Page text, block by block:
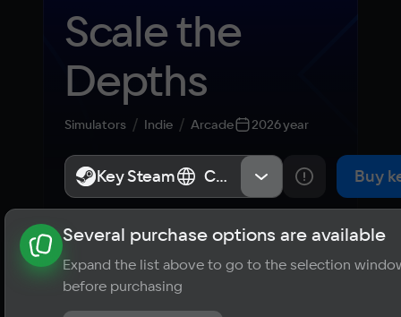
Scale the
Depths
Simulators Indie Arcade 2026 year
Key Steam СНГ, Россия Buy
About the game News Requirements
? Player ratings
No reviews
Key Steam СНГ, Россия
Several purchase options are available
Expand the list above to go to the selection
before purchasing